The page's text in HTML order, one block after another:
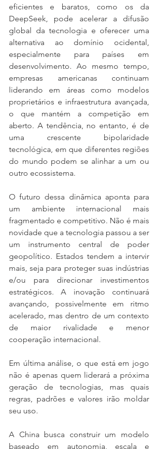
eficientes e baratos, como os da
DeepSeek, pode acelerar a difusão
global da tecnologia e oferecer uma
alternativa ao domínio ocidental,
especialmente para países em
desenvolvimento. Ao mesmo tempo,
empresas americanas continuam
liderando em áreas como modelos
proprietários e infraestrutura avançada,
o que mantém a competição em
aberto. A tendência, no entanto, é de
uma crescente bipolaridade
tecnológica, em que diferentes regiões
do mundo podem se alinhar a um ou
outro ecossistema.
O futuro dessa dinâmica aponta para
um ambiente internacional mais
fragmentado e competitivo. Não é mais
novidade que a tecnologia passou a ser
um instrumento central de poder
geopolítico. Estados tendem a intervir
mais, seja para proteger suas indústrias
e/ou para direcionar investimentos
estratégicos. A inovação continuará
avançando, possivelmente em ritmo
acelerado, mas dentro de um contexto
de maior rivalidade e menor
cooperação internacional.
Em última análise, o que está em jogo
não é apenas quem liderará a próxima
geração de tecnologias, mas quais
regras, padrões e valores irão moldar
seu uso.
A China busca construir um modelo
baseado em autonomia, escala e